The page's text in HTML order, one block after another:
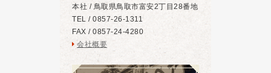
本社 / 鳥取県鳥取市富安2丁目28番地
TEL / 0857-26-1311
FAX / 0857-24-4280
会社概要